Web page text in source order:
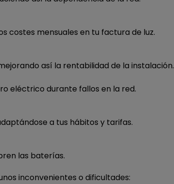
costes mensuales en tu factura de luz.
así la rentabilidad de la instalación.
eléctrico durante fallos en la red.
a tus hábitos y tarifas.
las baterías.
inconvenientes o dificultades: